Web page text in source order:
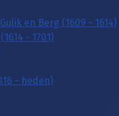
en Berg (1609 - 1614)
- 1701)
- heden)